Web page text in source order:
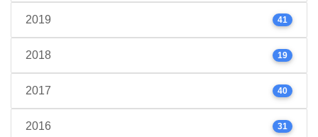
2019 41
2018 19
2017 40
2016 31